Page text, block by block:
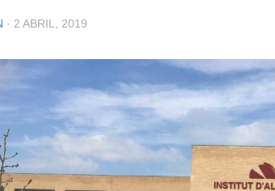
· 2 ABRIL, 2019